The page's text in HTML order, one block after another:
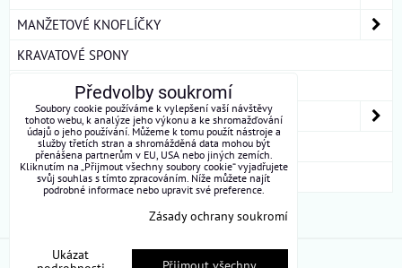
MANŽETOVÉ KNOFLÍČKY
KRAVATOVÉ SPONY
DÁMSKÉ ŠÁTKY A ŠÁLY
DÁRKOVÁ BALENÍ
ROUŠKY BAVLNA
Předvolby soukromí Zásady ochrany soukromí
Předvolby soukromí
Soubory cookie používáme k vylepšení vaší návštěvy
tohoto webu, k analýze jeho výkonu a ke shromažďování
údajů o jeho používání. Můžeme k tomu použít nástroje a
služby třetích stran a shromážděná data mohou být
přenášena partnerům v EU, USA nebo jiných zemích.
Kliknutím na „Přijmout všechny soubory cookie“ vyjadřujete
svůj souhlas s tímto zpracováním. Níže můžete najít
podrobné informace nebo upravit své preference.
Zásady ochrany soukromí
Ukázat